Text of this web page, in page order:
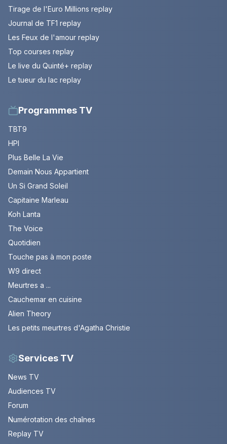
Tirage de l'Euro Millions replay
Journal de TF1 replay
Les Feux de l'amour replay
Top courses replay
Le live du Quinté+ replay
Le tueur du lac replay
Programmes TV
TBT9
HPI
Plus Belle La Vie
Demain Nous Appartient
Un Si Grand Soleil
Capitaine Marleau
Koh Lanta
The Voice
Quotidien
Touche pas à mon poste
W9 direct
Meurtres a ...
Cauchemar en cuisine
Alien Theory
Les petits meurtres d'Agatha Christie
Services TV
News TV
Audiences TV
Forum
Numérotation des chaînes
Replay TV